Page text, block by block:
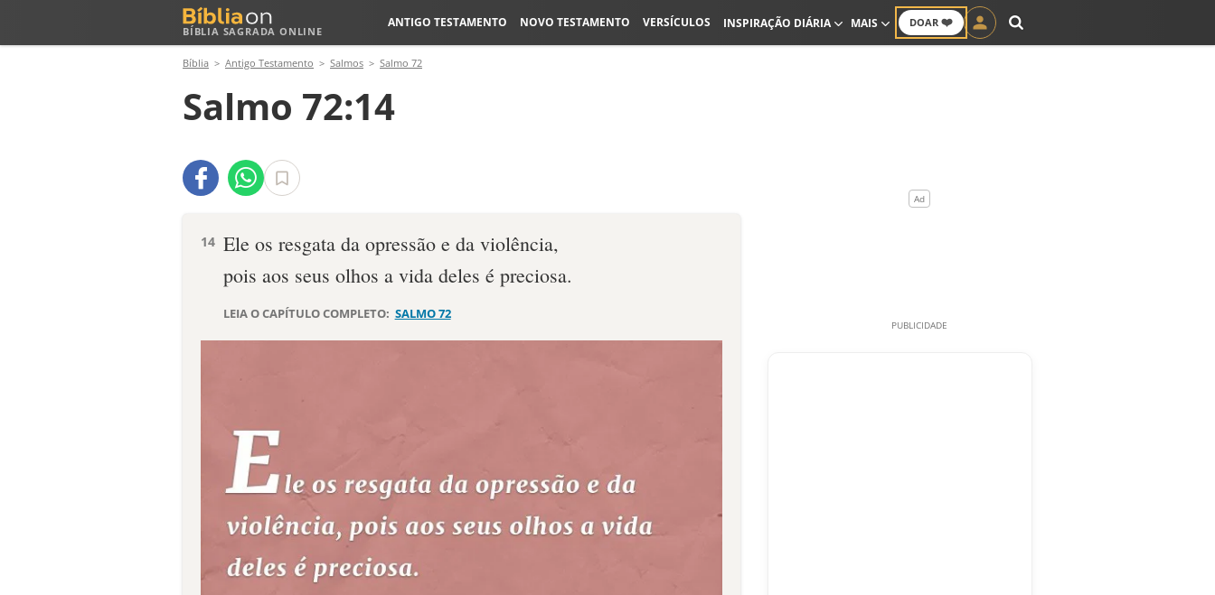
BÍBLIA SAGRADA ONLINE
DOAR ❤️
ANTIGO TESTAMENTO NOVO TESTAMENTO VERSÍCULOS INSPIRAÇÃO DIÁRIA MAIS
Bíblia Antigo Testamento Salmos Salmo 72
Salmo 72:14
14 Ele os resgata da opressão e da violência,
pois aos seus olhos a vida deles é preciosa.
LEIA O CAPÍTULO COMPLETO: SALMO 72